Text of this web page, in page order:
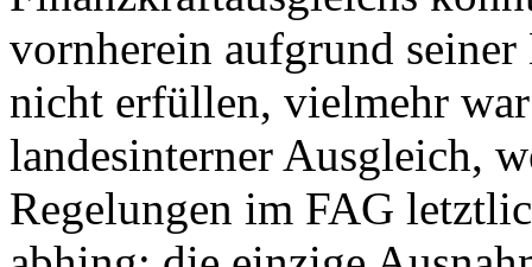
vornherein aufgrund
nicht erfüllen, vielmehr
landesinterner Ausgleich,
Regelungen im FAG